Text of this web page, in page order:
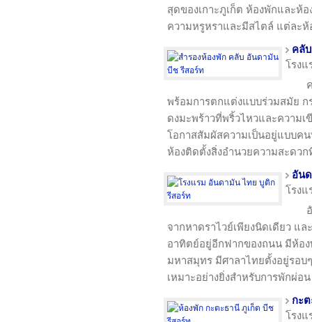
สุดของเกาะภูเก็ต ห้องพักและห้
ความหรูหราและมีสไตล์ แต่ละ
คลั
โรง
พร้อมการตกแต่งแบบร่วมสมัย ก
ดงมะพร้าวที่พริ้วไหวและความ
โอกาสสัมผัสความเป็นอยู่แบบค
ห้องติดตั้งสิ่งอำนวยความสะดว
อัน
โรง
จากหาดราไวย์เพียงนิดเดียว แ
อาทิตย์อยู่อีกฟากของถนน มีห้อง
มหาสมุทร มีศาลาไทยตั้งอยู่รอ
เหมาะอย่างยิ่งสำหรับการพักผ่อน
กะ
โรง